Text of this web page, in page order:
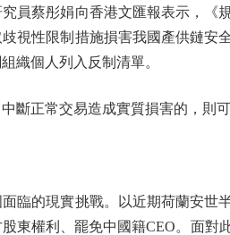
蔡彤娟向香港文匯報表示，《
視性限制措施損害我國產供鏈
織個人列入反制清單。
正常交易造成實質損害的，則可
的現實挑戰。以近期荷蘭安世
東權利、罷免中國籍CEO。面